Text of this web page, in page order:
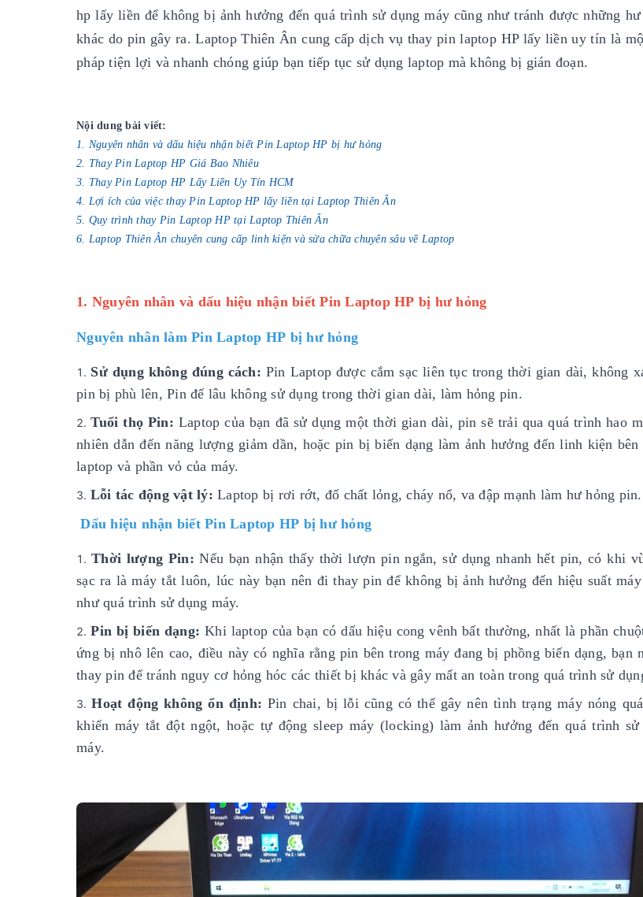
hp lấy liền để không bị ảnh hưởng đến quá trình sử dụng máy cũng như tránh được những hư
khác do pin gây ra. Laptop Thiên Ân cung cấp dịch vụ thay pin laptop HP lấy liền uy tín là
pháp tiện lợi và nhanh chóng giúp bạn tiếp tục sử dụng laptop mà không bị gián đoạn.
Nội dung bài viết:
1. Nguyên nhân và dấu hiệu nhận biết Pin Laptop HP bị hư hỏng
2. Thay Pin Laptop HP Giá Bao Nhiêu
3. Thay Pin Laptop HP Lấy Liền Uy Tín HCM
4. Lợi ích của việc thay Pin Laptop HP lấy liền tại Laptop Thiên Ân
5. Quy trình thay Pin Laptop HP tại Laptop Thiên Ân
6. Laptop Thiên Ân chuyên cung cấp linh kiện và sửa chữa chuyên sâu về Laptop
1. Nguyên nhân và dấu hiệu nhận biết Pin Laptop HP bị hư hỏng
Nguyên nhân làm Pin Laptop HP bị hư hỏng
Sử dụng không đúng cách: Pin Laptop được cắm sạc liên tục trong thời gian dài, không
pin bị phù lên, Pin để lâu không sử dụng trong thời gian dài, làm hỏng pin.
Tuổi thọ Pin: Laptop của bạn đã sử dụng một thời gian dài, pin sẽ trải qua quá trình hao
nhiên dẫn đến năng lượng giảm dần, hoặc pin bị biến dạng làm ảnh hưởng đến linh kiện bên
laptop và phần vỏ của máy.
Lỗi tác động vật lý: Laptop bị rơi rớt, đổ chất lỏng, cháy nổ, va đập mạnh làm hư hỏng pin.
Dấu hiệu nhận biết Pin Laptop HP bị hư hỏng
Thời lượng Pin: Nếu bạn nhận thấy thời lượn pin ngắn, sử dụng nhanh hết pin, có khi
sạc ra là máy tắt luôn, lúc này bạn nên đi thay pin để không bị ảnh hưởng đến hiệu suất
như quá trình sử dụng máy.
Pin bị biến dạng: Khi laptop của bạn có dấu hiệu cong vênh bất thường, nhất là phần
ứng bị nhô lên cao, điều này có nghĩa rằng pin bên trong máy đang bị phồng biến dạng, bạn
thay pin để tránh nguy cơ hỏng hóc các thiết bị khác và gây mất an toàn trong quá trình sử
Hoạt động không ổn định: Pin chai, bị lỗi cũng có thể gây nên tình trạng máy nóng
khiến máy tắt đột ngột, hoặc tự động sleep máy (locking) làm ảnh hưởng đến quá trình sử
máy.